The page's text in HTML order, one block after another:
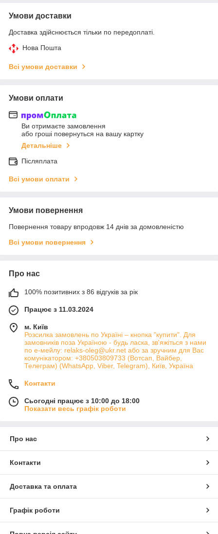
Умови доставки
Доставка здійснюється тільки по передоплаті.
Нова Пошта
Всі умови доставки
Умови оплати
Ви отримаєте замовлення
або гроші повернуться на вашу картку
Детальніше
Післяплата
Всі умови оплати
Умови повернення
Повернення товару впродовж 14 днів за домовленістю
Всі умови повернення
Про нас
100% позитивних з 86 відгуків за рік
Працює з 11.03.2024
м. Київ
Розсилка замовлень по Україні – кнопка "купити". Для
замовників поза Україною - будь ласка, зв'яжіться з нами
по е-мейлу: relaks-oleg@ukr.net або за зручним для Вас
комунікатором: +380503809733 (Вотсап, Вайбер,
Телеграм) (WhatsApp, Viber, Telegram), Київ, Україна
Контакти
Сьогодні працює з 10:00 до 18:00
Показати весь графік роботи
Про нас
Контакти
Доставка та оплата
Графік роботи